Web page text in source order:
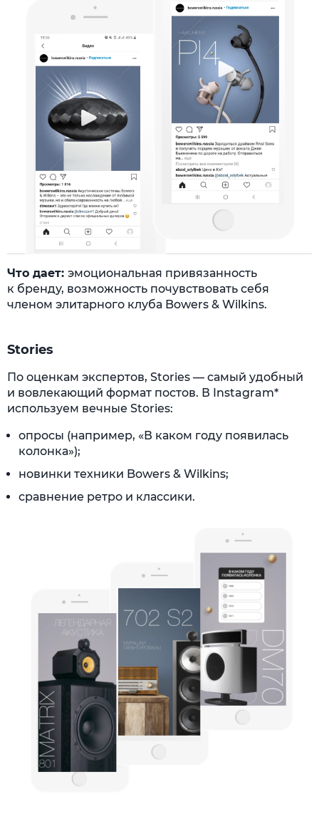
Что дает: эмоциональная привязанность
к бренду, возможность почувствовать себя
членом элитарного клуба Bowers & Wilkins.
Stories
По оценкам экспертов, Stories — самый удобный
и вовлекающий формат постов. В Instagram*
используем вечные Stories:
опросы (например, «В каком году появилась
колонка»);
новинки техники Bowers & Wilkins;
сравнение ретро и классики.